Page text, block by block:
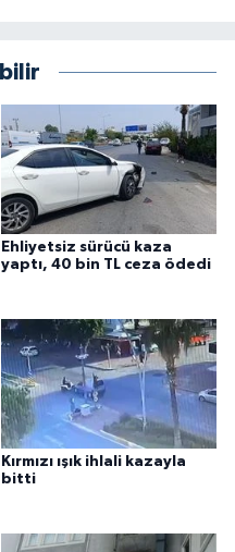
Ehliyetsiz sürücü kaza
yaptı, 40 bin TL ceza ödedi
Kırmızı ışık ihlali kazayla
bitti